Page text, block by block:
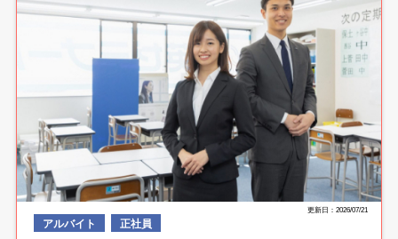
更新日：2026/07/21
アルバイト 正社員